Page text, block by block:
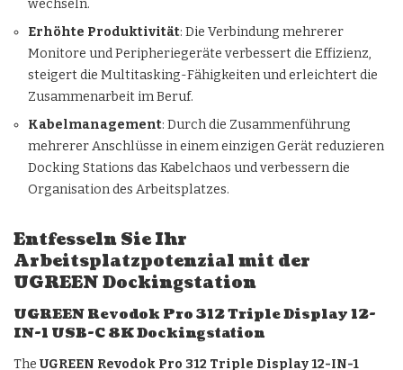
wechseln.
Erhöhte Produktivität: Die Verbindung mehrerer
Monitore und Peripheriegeräte verbessert die Effizienz,
steigert die Multitasking-Fähigkeiten und erleichtert die
Zusammenarbeit im Beruf.
Kabelmanagement: Durch die Zusammenführung
mehrerer Anschlüsse in einem einzigen Gerät reduzieren
Docking Stations das Kabelchaos und verbessern die
Organisation des Arbeitsplatzes.
Entfesseln Sie Ihr
Arbeitsplatzpotenzial mit der
UGREEN Dockingstation
UGREEN Revodok Pro 312 Triple Display 12-
IN-1 USB-C 8K Dockingstation
The UGREEN Revodok Pro 312 Triple Display 12-IN-1